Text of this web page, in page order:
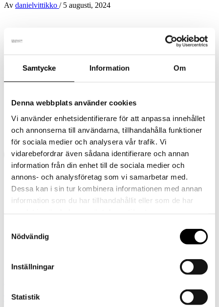
Samtycke Information Om
Denna webbplats använder cookies
Vi använder enhetsidentifierare för att anpassa innehållet
och annonserna till användarna, tillhandahålla funktioner
för sociala medier och analysera vår trafik. Vi
vidarebefordrar även sådana identifierare och annan
information från din enhet till de sociala medier och
annons- och analysföretag som vi samarbetar med.
Dessa kan i sin tur kombinera informationen med annan
information som du har tillhandahållit eller som de har
Nödvändig
Inställningar
Statistik
Av danielvittikko / 5 augusti, 2024
Tornedalshandsken – Ockra